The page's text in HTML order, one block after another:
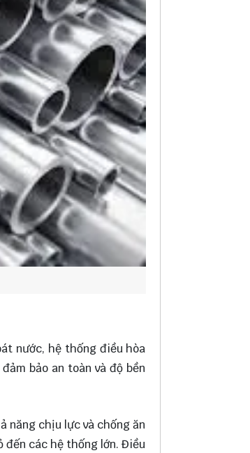
nước, hệ thống điều hòa
bảo an toàn và độ bền
năng chịu lực và chống ăn
đến các hệ thống lớn. Điều